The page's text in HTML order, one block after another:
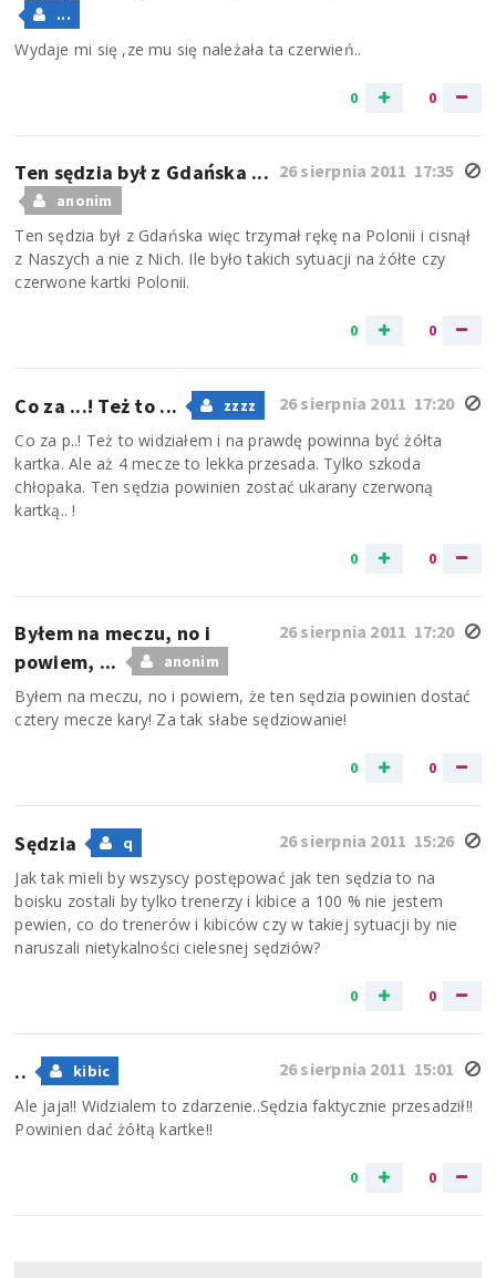
...
Wydaje mi się ,ze mu się należała ta czerwień..
0 0
26 sierpnia 2011 17:35
Ten sędzia był z Gdańska ...
anonim
Ten sędzia był z Gdańska więc trzymał rękę na Polonii i cisnął
z Naszych a nie z Nich. Ile było takich sytuacji na żółte czy
czerwone kartki Polonii.
0 0
26 sierpnia 2011 17:20
Co za ...! Też to ... zzzz
Co za p..! Też to widziałem i na prawdę powinna być żółta
kartka. Ale aż 4 mecze to lekka przesada. Tylko szkoda
chłopaka. Ten sędzia powinien zostać ukarany czerwoną
kartką.. !
0 0
26 sierpnia 2011 17:20
Byłem na meczu, no i
powiem, ...
anonim
Byłem na meczu, no i powiem, że ten sędzia powinien dostać
cztery mecze kary! Za tak słabe sędziowanie!
0 0
26 sierpnia 2011 15:26
Sędzia q
Jak tak mieli by wszyscy postępować jak ten sędzia to na
boisku zostali by tylko trenerzy i kibice a 100 % nie jestem
pewien, co do trenerów i kibiców czy w takiej sytuacji by nie
naruszali nietykalności cielesnej sędziów?
0 0
26 sierpnia 2011 15:01
.. kibic
Ale jaja!! Widzialem to zdarzenie..Sędzia faktycznie przesadził!!
Powinien dać żółtą kartke!!
0 0